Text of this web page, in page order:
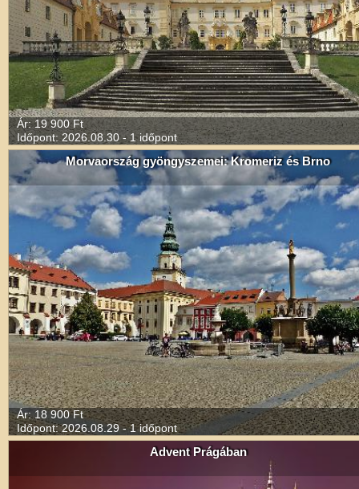
Ár: 19 900 Ft
Időpont: 2026.08.30 - 1 időpont
Morvaország gyöngyszemei: Kromeriz és Brno
Ár: 18 900 Ft
Időpont: 2026.08.29 - 1 időpont
Advent Prágában